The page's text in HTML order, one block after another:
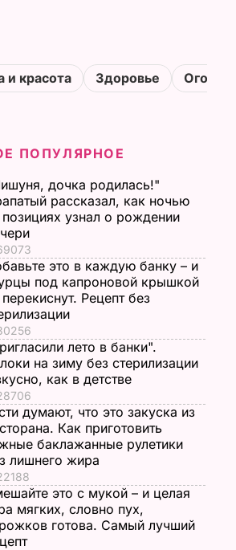
и красота Здоровье Огороды
ПОПУЛЯРНОЕ
дочка родилась!"
рассказал, как ночью
позициях узнал о рождении
это в каждую банку – и
под капроновой крышкой
Рецепт без
лето в банки".
на зиму без стерилизации
как в детстве
думают, что это закуска из
Как приготовить
баклажанные рулетики
лишнего жира
это с мукой – и целая
мягких, словно пух,
готова. Самый лучший